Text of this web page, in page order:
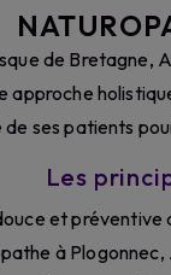
de Bretagne,
de ses patients
Les
et préventive
à